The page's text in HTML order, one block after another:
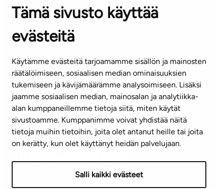
Tämä sivusto käyttää
evästeitä
Käytämme evästeitä tarjoamamme sisällön ja mainosten
räätälöimiseen, sosiaalisen median ominaisuuksien
tukemiseen ja kävijämäärämme analysoimiseen. Lisäksi
jaamme sosiaalisen median, mainosalan ja analytiikka-
alan kumppaneillemme tietoja siitä, miten käytät
sivustoamme. Kumppanimme voivat yhdistää näitä
tietoja muihin tietoihin, joita olet antanut heille tai joita
on kerätty, kun olet käyttänyt heidän palvelujaan.
Salli kaikki evästeet
Kontaktinformation
KUNDSERVICE
(vardagar kl. 8–16)
info@ta.fi
Nyhetsbrev (på finska)